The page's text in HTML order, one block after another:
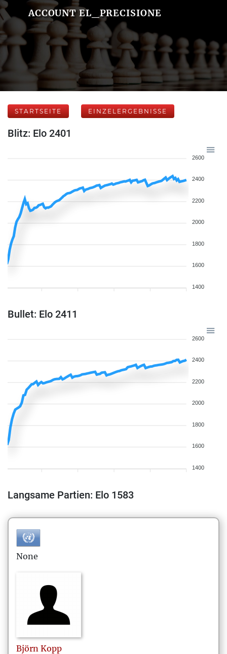
ACCOUNT EL_PRECISIONE
STARTSEITE EINZELERGEBNISSE
Blitz: Elo 2401
2600
2400
2200
2000
1800
1600
1400
Bullet: Elo 2411
2600
2400
2200
2000
1800
1600
1400
Langsame Partien: Elo 1583
None
Björn Kopp